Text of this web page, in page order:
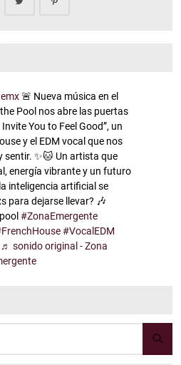
🚨 Nueva música en el
Pool nos abre las puertas
You to Feel Good”, un
y el EDM vocal que nos
sentir. ✨🐱 Un artista que
energía vibrante y un futuro
inteligencia artificial se
para dejarse llevar? 🎶
#ZonaEmergente
#VocalEDM
♬ sonido original - Zona